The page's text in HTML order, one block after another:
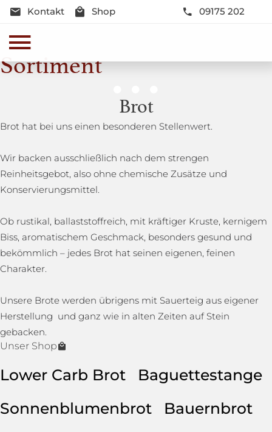
Kontakt Shop 09175 202
Sortiment
Genussmomente
Herzhaft oder süß - Beste Qualität und Frische sind
Brot
Brot hat bei uns einen besonderen Stellenwert.
Wir backen ausschließlich nach dem strengen
Reinheitsgebot, also ohne chemische Zusätze und
Konservierungsmittel.
Ob rustikal, ballaststoffreich, mit kräftiger Kruste, kernigem
Biss, aromatischem Geschmack, besonders gesund und
bekömmlich – jedes Brot hat seinen eigenen, feinen
Charakter.
Unsere Brote werden übrigens mit Sauerteig aus eigener
Herstellung und ganz wie in alten Zeiten auf Stein
gebacken.
Unser Shop
Lower Carb Brot
Baguettestange
Sonnenblumenbrot
Bauernbrot